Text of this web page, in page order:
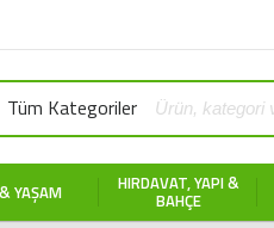
Tüm Kategoriler
YAŞAM HIRDAVAT, YAPI &
BAHÇE